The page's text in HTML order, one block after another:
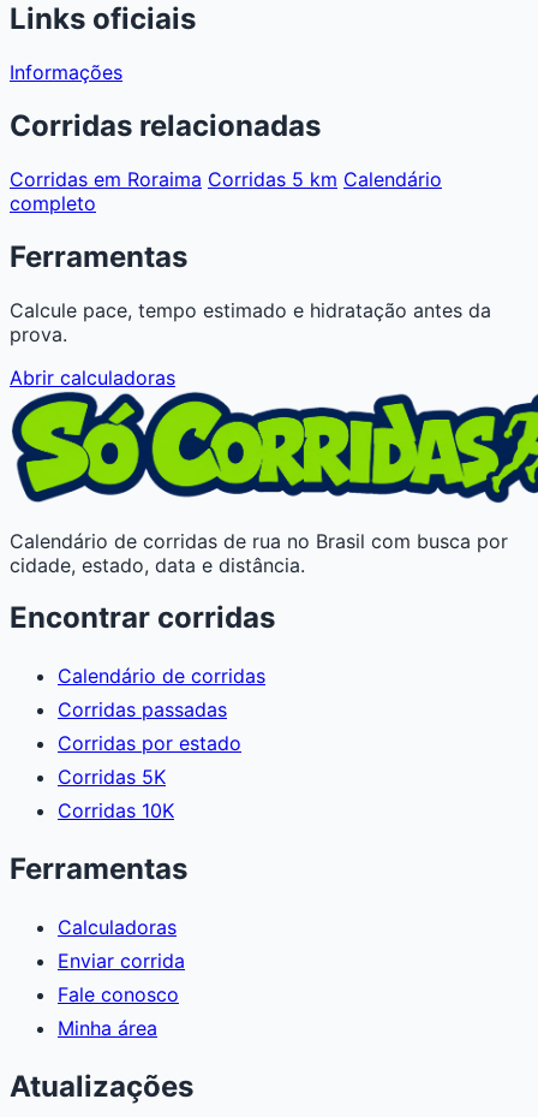
Links oficiais
Informações
Corridas relacionadas
Corridas em Roraima Corridas 5 km Calendário
completo
Ferramentas
Calcule pace, tempo estimado e hidratação antes da
prova.
Abrir calculadoras
Calendário de corridas de rua no Brasil com busca por
cidade, estado, data e distância.
Encontrar corridas
Calendário de corridas
Corridas passadas
Corridas por estado
Corridas 5K
Corridas 10K
Ferramentas
Calculadoras
Enviar corrida
Fale conosco
Minha área
Atualizações